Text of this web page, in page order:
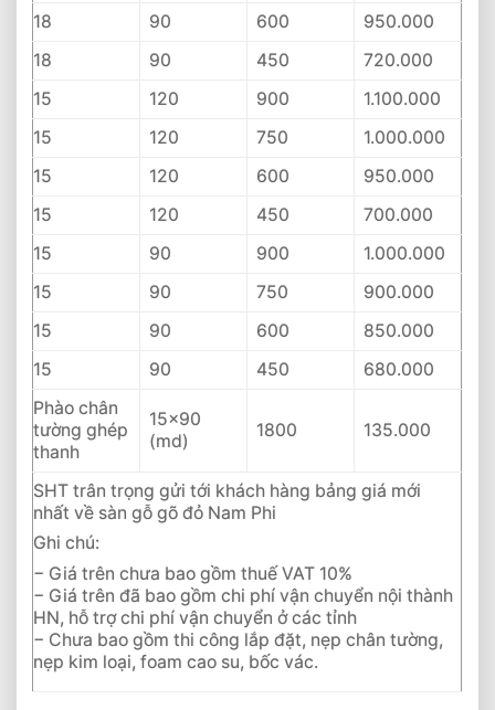
18
90 600
950.000
18
90 450
720.000
15
120 900
1.100.000
15
120 750
1.000.000
15
120 600
950.000
15
120 450
700.000
15
90 900
1.000.000
15
90 750
900.000
15
90 600
850.000
15
90 450
680.000
Phào chân
tường ghép
thanh
15×90
(md)
1800 135.000
SHT trân trọng gửi tới khách hàng bảng giá mới
nhất về sàn gỗ gõ đỏ Nam Phi
Ghi chú:
− Giá trên chưa bao gồm thuế VAT 10%
− Giá trên đã bao gồm chi phí vận chuyển nội thành
HN, hỗ trợ chi phí vận chuyển ở các tỉnh
− Chưa bao gồm thi công lắp đặt, nẹp chân tường,
nẹp kim loại, foam cao su, bốc vác.